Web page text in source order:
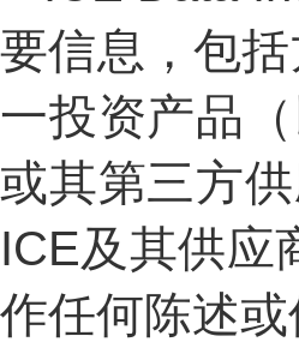
要信息，包
一投资产品
或其第三方
ICE及其供应
作任何陈述